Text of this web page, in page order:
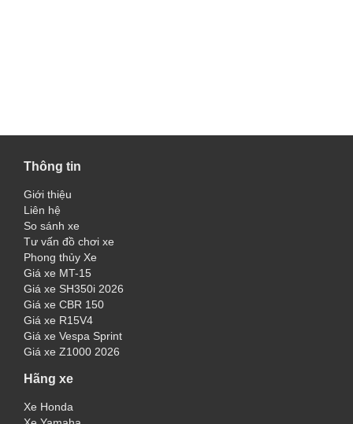
Thông tin
Giới thiệu
Liên hệ
So sánh xe
Tư vấn đồ chơi xe
Phong thủy Xe
Giá xe MT-15
Giá xe SH350i 2026
Giá xe CBR 150
Giá xe R15V4
Giá xe Vespa Sprint
Giá xe Z1000 2026
Hãng xe
Xe Honda